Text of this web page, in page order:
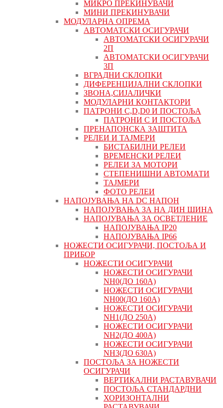
МИКРО ПРЕКИНУВАЧИ
МИНИ ПРЕКИНУВАЧИ
МОДУЛАРНА ОПРЕМА
АВТОМАТСКИ ОСИГУРАЧИ
АВТОМАТСКИ ОСИГУРАЧИ
2П
АВТОМАТСКИ ОСИГУРАЧИ
3П
ВГРАДНИ СКЛОПКИ
ДИФЕРЕНЦИЈАЛНИ СКЛОПКИ
ЗВОНА,СИЈАЛИЧКИ
МОДУЛАРНИ КОНТАКТОРИ
ПАТРОНИ C,D,D0 И ПОСТОЉА
ПАТРОНИ C И ПОСТОЉА
ПРЕНАПОНСКА ЗАШТИТА
РЕЛЕИ И ТАЈМЕРИ
БИСТАБИЛНИ РЕЛЕИ
ВРЕМЕНСКИ РЕЛЕИ
РЕЛЕИ ЗА МОТОРИ
СТЕПЕНИШНИ АВТОМАТИ
ТАЈМЕРИ
ФОТО РЕЛЕИ
НАПОЈУВАЊА НА DC НАПОН
НАПОЈУВАЊА ЗА НА ДИН ШИНА
НАПОЈУВАЊА ЗА ОСВЕТЛЕНИЕ
НАПОЈУВАЊА IP20
НАПОЈУВАЊА IP66
НОЖЕСТИ ОСИГУРАЧИ, ПОСТОЉА И
ПРИБОР
НОЖЕСТИ ОСИГУРАЧИ
НОЖЕСТИ ОСИГУРАЧИ
NH0(ДО 160А)
НОЖЕСТИ ОСИГУРАЧИ
NH00(ДО 160А)
НОЖЕСТИ ОСИГУРАЧИ
NH1(ДО 250А)
НОЖЕСТИ ОСИГУРАЧИ
NH2(ДО 400А)
НОЖЕСТИ ОСИГУРАЧИ
NH3(ДО 630А)
ПОСТОЉА ЗА НОЖЕСТИ
ОСИГУРАЧИ
ВЕРТИКАЛНИ РАСТАВУВАЧИ
ПОСТОЉА СТАНДАРДНИ
ХОРИЗОНТАЛНИ